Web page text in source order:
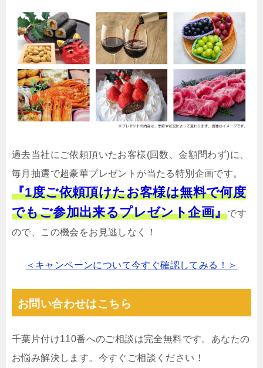
過去当社にご依頼頂いたお客様(回数、金額問わず)に、
毎月抽選で超豪華プレゼントが当たる特別企画です。
『1度ご依頼頂けたお客様は無料で何度
でもご参加出来るプレゼント企画』です
ので、この機会をお見逃しなく！
＜キャンペーンについて今すぐ確認してみる！＞
お問い合わせはこちら
千葉片付け110番へのご相談は完全無料です。あなたの
お悩み解決します。今すぐご相談ください！